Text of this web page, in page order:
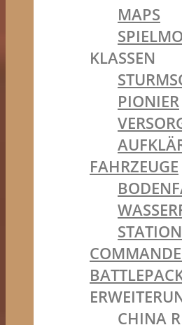
MAPS
KLASSEN
PIONIER
FAHRZEUGE
CHINA